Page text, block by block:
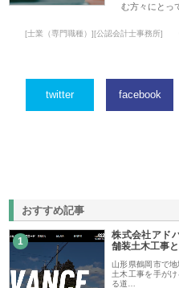
む方々にとっ
[士業（専門職種）][公認会計士事務所]
twitter facebook
おすすめ記事
1
株式会社アド
舗装土木工事
山形県鶴岡市で
土木工事を手が
る道…